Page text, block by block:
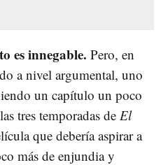
es innegable. Pero, en
a nivel argumental, uno
un capítulo un poco
tres temporadas de El
que debería aspirar a
más de enjundia y